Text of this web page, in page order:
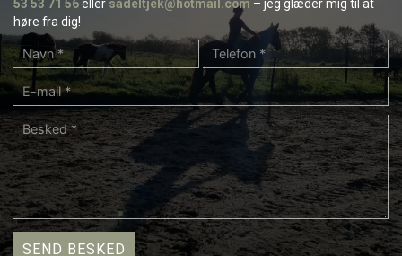
53 53 71 56eller sadeltjek@hotmail.com – jeg glæder mig til at
høre fra dig!